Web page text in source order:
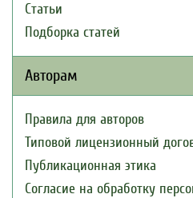
Статьи
Подборка статей
Авторам
Правила для авторов
Типовой лицензионный
Публикационная этика
Согласие на обработку